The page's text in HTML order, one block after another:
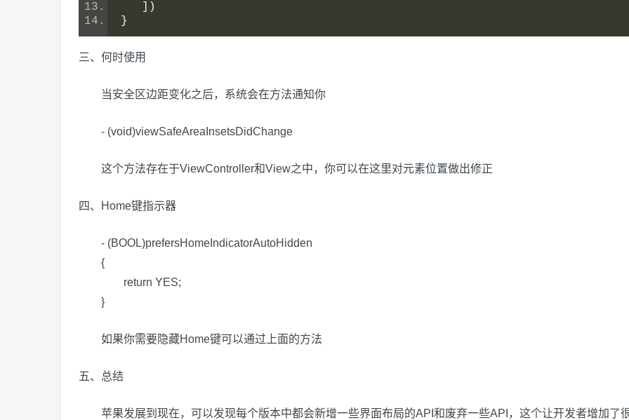
])
}
三、何时使用
当安全区边距变化之后，系统会在方法通知你
- (void)viewSafeAreaInsetsDidChange
这个方法存在于ViewController和View之中，你可以在这里对元素位置做出修正
四、Home键指示器
- (BOOL)prefersHomeIndicatorAutoHidden
{
return YES;
}
如果你需要隐藏Home键可以通过上面的方法
五、总结
苹果发展到现在，可以发现每个版本中都会新增一些界面布局的API和废弃一些API，这个让开发者增加了